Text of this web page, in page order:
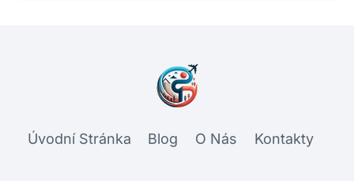
Úvodní Stránka Blog O Nás Kontakty